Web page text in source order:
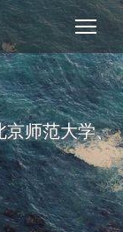
京师范大学、